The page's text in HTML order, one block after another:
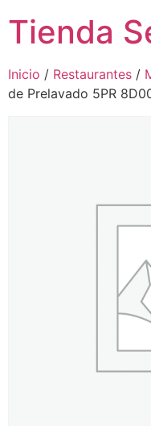
Tienda
Inicio / Restaurantes /
de Prelavado 5PR